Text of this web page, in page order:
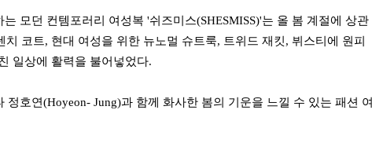
모던 컨템포러리 여성복 '쉬즈미스(SHESMISS)'는 올 봄 계절에 상관
코트, 현대 여성을 위한 뉴노멀 슈트룩, 트위드 재킷, 뷔스티에 원피
일상에 활력을 불어넣었다.
정호연(Hoyeon- Jung)과 함께 화사한 봄의 기운을 느낄 수 있는 패션 여